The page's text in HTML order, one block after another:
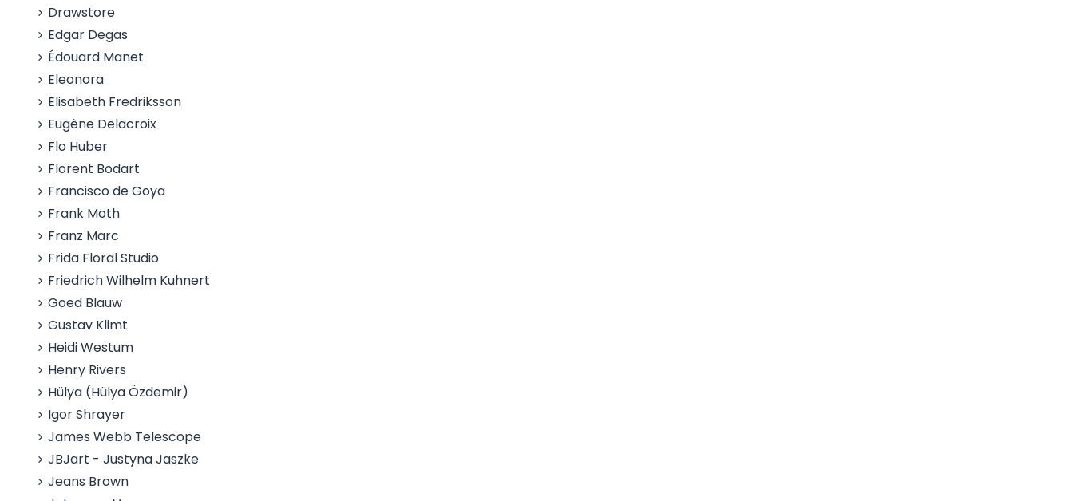
Drawstore
Edgar Degas
Édouard Manet
Eleonora
Elisabeth Fredriksson
Eugène Delacroix
Flo Huber
Florent Bodart
Francisco de Goya
Frank Moth
Franz Marc
Frida Floral Studio
Friedrich Wilhelm Kuhnert
Goed Blauw
Gustav Klimt
Heidi Westum
Henry Rivers
Hülya (Hülya Özdemir)
Igor Shrayer
James Webb Telescope
JBJart - Justyna Jaszke
Jeans Brown